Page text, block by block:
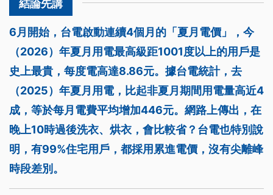
6月開始，台電啟動連續4個月的「夏月電價」，今
（2026）年夏月用電最高級距1001度以上的用戶是
史上最貴，每度電高達8.86元。據台電統計，去
（2025）年夏月用電，比起非夏月期間用電量高近4
成，等於每月電費平均增加446元。網路上傳出，在
晚上10時過後洗衣、烘衣，會比較省？台電也特別說
明，有99%住宅用戶，都採用累進電價，沒有尖離峰
時段差別。